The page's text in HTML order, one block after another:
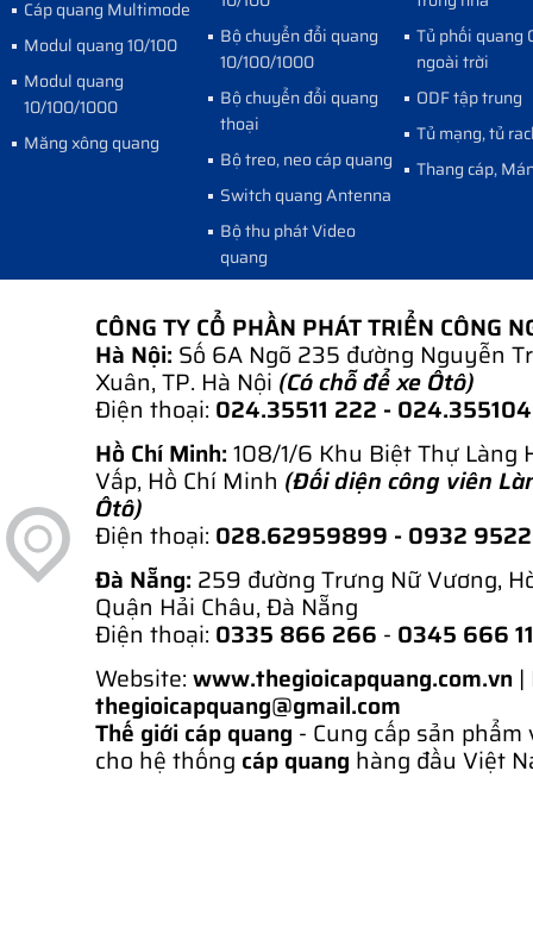
Cáp quang Multimode
Modul quang 10/100
Modul quang
10/100/1000
Măng xông quang
Bộ chuyển đổi quang
10/100/1000
Bộ chuyển đổi quang
thoại
Bộ treo, neo cáp quang
Switch quang Antenna
Bộ thu phát Video
quang
Tủ phối quang
ngoài trời
ODF tập trung
Tủ mạng, tủ
Thang cáp,
CÔNG TY CỔ PHẦN PHÁT TRIỂN CÔNG
Hà Nội: Số 6A Ngõ 235 đường Nguyễn
Xuân, TP. Hà Nội (Có chỗ để xe Ôtô)
Điện thoại: 024.35511 222 -
Hồ Chí Minh: 108/1/6 Khu Biệt Thự Làng
Vấp, Hồ Chí Minh (Đối diện công viên
Ôtô)
Điện thoại: 028.62959899 - 0932
Đà Nẵng: 259 đường Trưng Nữ Vương,
Quận Hải Châu, Đà Nẵng
Điện thoại: 0335 866 266 - 0345 666
Website: www.thegioicapquang.com.vn |
thegioicapquang@gmail.com
Thế giới cáp quang - Cung cấp sản
cho hệ thống cáp quang hàng đầu Việt